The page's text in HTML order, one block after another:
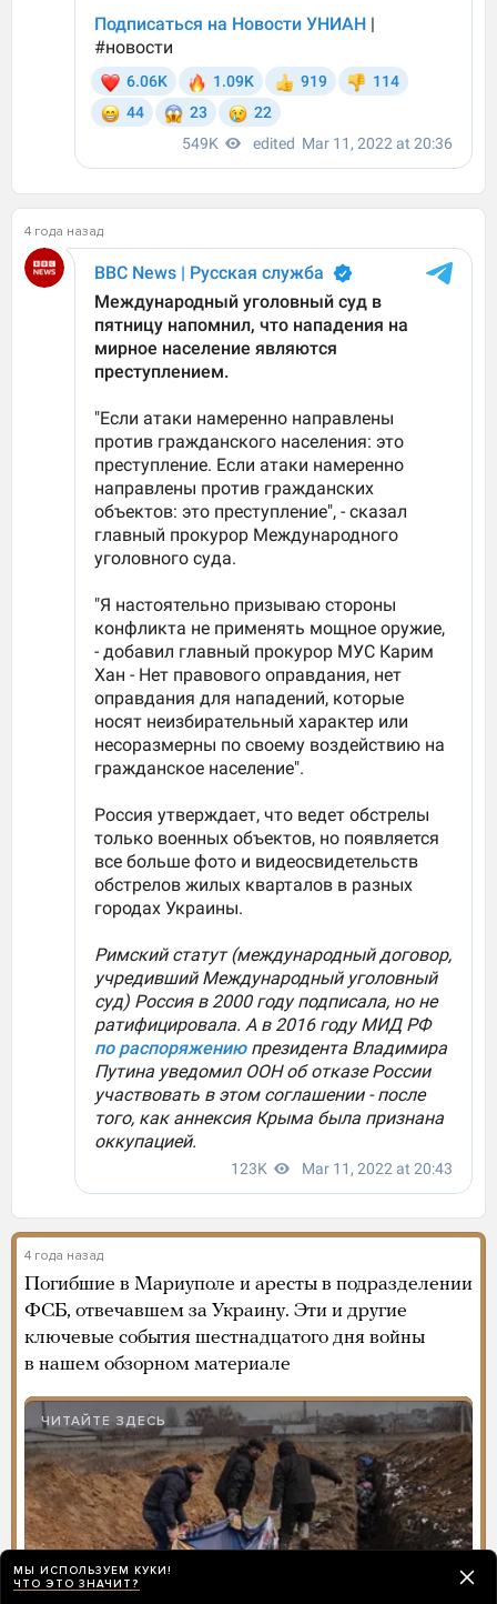
4 года назад
4 года назад
Погибшие в Мариуполе и аресты в подразделении
ФСБ, отвечавшем за Украину. Эти и другие
ключевые события шестнадцатого дня войны
в нашем обзорном материале
ЧИТАЙТЕ ЗДЕСЬ
МЫ ИСПОЛЬЗУЕМ КУКИ!
ЧТО ЭТО ЗНАЧИТ?